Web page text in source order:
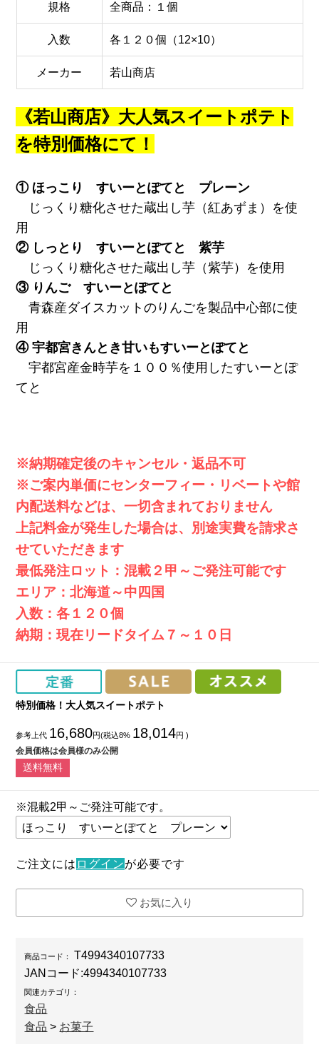
規格 全商品：１個
入数 各１２０個（12×10）
メーカー 若山商店
《若山商店》大人気スイートポテト
を特別価格にて！
① ほっこり すいーとぽてと プレーン
じっくり糖化させた蔵出し芋（紅あずま）を使
用
② しっとり すいーとぽてと 紫芋
じっくり糖化させた蔵出し芋（紫芋）を使用
③ りんご すいーとぽてと
青森産ダイスカットのりんごを製品中心部に使
用
④ 宇都宮きんとき甘いもすいーとぽてと
宇都宮産金時芋を１００％使用したすいーとぽ
てと
※納期確定後のキャンセル・返品不可
※ご案内単価にセンターフィー・リベートや館
内配送料などは、一切含まれておりません
上記料金が発生した場合は、別途実費を請求さ
せていただきます
最低発注ロット：混載２甲～ご発注可能です
エリア：北海道～中四国
入数：各１２０個
納期：現在リードタイム７～１０日
特別価格！大人気スイートポテト
参考上代 16,680円(税込8% 18,014円 )
会員価格は会員様のみ公開
送料無料
※混載2甲～ご発注可能です。
ご注文には ログインが必要です
お気に入り
商品コード：
T4994340107733
JANコード:4994340107733
関連カテゴリ：
食品
食品 > お菓子